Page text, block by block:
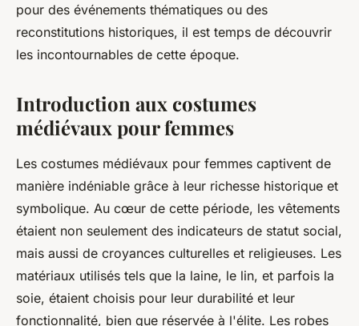
pour des événements thématiques ou des
reconstitutions historiques, il est temps de découvrir
les incontournables de cette époque.
Introduction aux costumes
médiévaux pour femmes
Les costumes médiévaux pour femmes captivent de
manière indéniable grâce à leur richesse historique et
symbolique. Au cœur de cette période, les vêtements
étaient non seulement des indicateurs de statut social,
mais aussi de croyances culturelles et religieuses. Les
matériaux utilisés tels que la laine, le lin, et parfois la
soie, étaient choisis pour leur durabilité et leur
fonctionnalité, bien que réservée à l'élite. Les robes